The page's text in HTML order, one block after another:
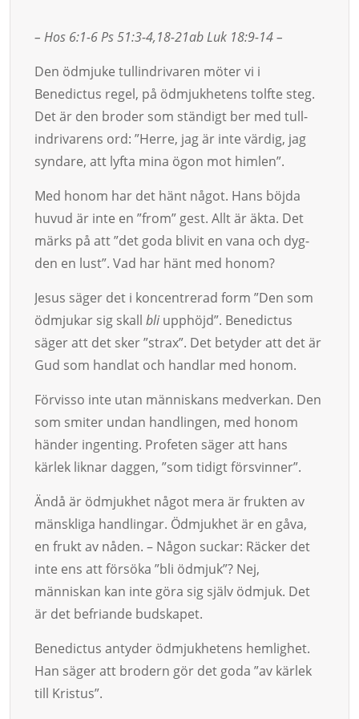
– Hos 6:1-6 Ps 51:3-4,18-21ab Luk 18:9-14 –
Den ödmjuke tullindrivaren möter vi i
Benedictus regel, på öd­mjuk­­he­tens tolfte steg.
Det är den broder som ständigt ber med tull­
indri­varens ord: ”Her­re, jag är inte värdig, jag
syndare, att lyfta mina ögon mot him­len”.
Med honom har det hänt något. Hans böjda
huvud är inte en ”from” gest. Allt är äkta. Det
märks på att ”det goda blivit en vana och dyg­
den en lust”. Vad har hänt med honom?
Jesus säger det i koncentrerad form ”Den som
ödmju­kar sig skall bli upphöjd”. Benedictus
säger att det sker ”strax”. Det betyder att det är
Gud som handlat och handlar med honom.
Förvisso inte utan männi­skans med­verkan. Den
som smiter undan handling­en, med honom
händer ingenting. Profeten säger att hans
kärlek liknar dag­gen, ”som tidigt försvinner”.
Ändå är ödmjukhet något mera är frukten av
mänskliga handlingar. Ödmjukhet är en gåva,
en frukt av nåden. – Någon suckar: Räcker det
inte ens att försö­ka ”bli ödmjuk”? Nej,
människan kan inte göra sig själv öd­mjuk. Det
är det be­friande budskapet.
Benedictus antyder ödmjukhetens hemlighet.
Han säger att bro­dern gör det goda ”av kärlek
till Kristus”.